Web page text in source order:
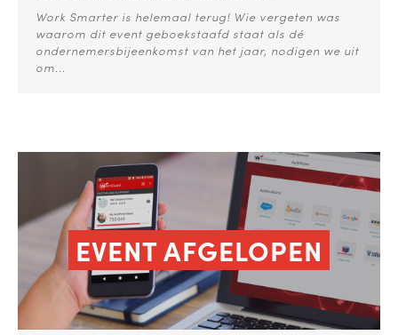
Work Smarter is helemaal terug! Wie vergeten was
waarom dit event geboekstaafd staat als dé
ondernemersbijeenkomst van het jaar, nodigen we uit
om...
EVENT AFGELOPEN